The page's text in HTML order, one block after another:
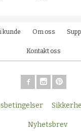
kunde Om oss
Kontakt oss
Nyhetsbrev